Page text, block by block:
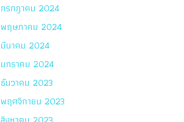
กรกฎาคม 2024
พฤษภาคม 2024
มีนาคม 2024
มกราคม 2024
ธันวาคม 2023
พฤศจิกายน 2023